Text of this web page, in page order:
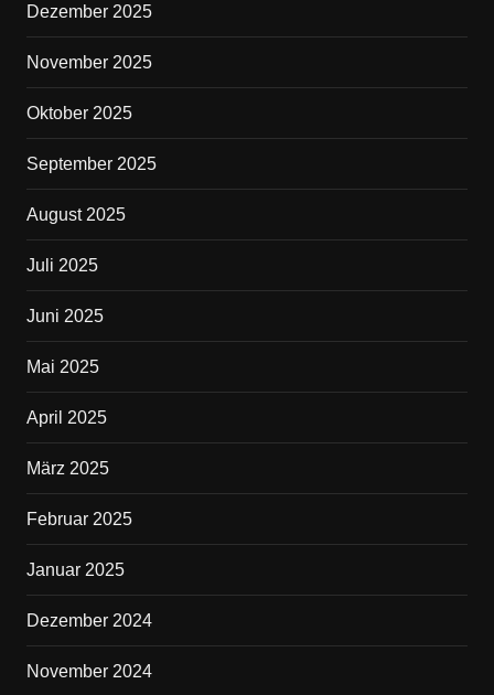
Dezember 2025
November 2025
Oktober 2025
September 2025
August 2025
Juli 2025
Juni 2025
Mai 2025
April 2025
März 2025
Februar 2025
Januar 2025
Dezember 2024
November 2024